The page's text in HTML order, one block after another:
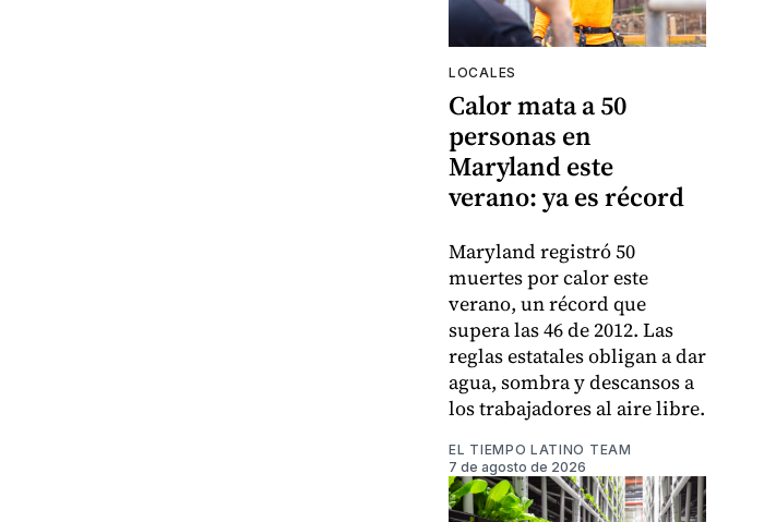
LOCALES
Calor mata a 50
personas en
Maryland este
verano: ya es récord
Maryland registró 50
muertes por calor este
verano, un récord que
supera las 46 de 2012. Las
reglas estatales obligan a dar
agua, sombra y descansos a
los trabajadores al aire libre.
EL TIEMPO LATINO TEAM
7 de agosto de 2026